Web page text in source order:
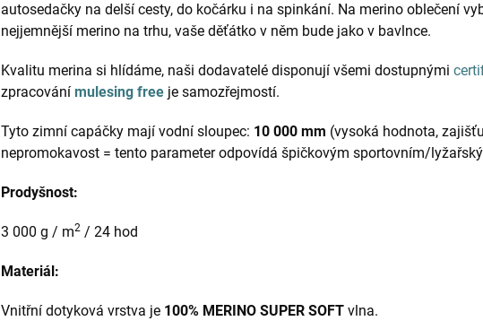
autosedačky na delší cesty, do kočárku i na spinkání. Na merino oblečení
nejjemnější merino na trhu, vaše děťátko v něm bude jako v bavlnce.
Kvalitu merina si hlídáme, naši dodavatelé disponují všemi dostupnými
zpracování mulesing free je samozřejmostí.
Tyto zimní capáčky mají vodní sloupec: 10 000 mm (vysoká hodnota,
nepromokavost = tento parameter odpovídá špičkovým sportovním/
Prodyšnost:
3 000 g / m2 / 24 hod
Materiál:
Vnitřní dotyková vrstva je 100% MERINO SUPER SOFT vlna.